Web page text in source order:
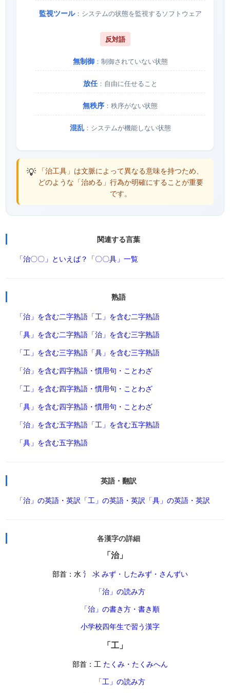
監視ツール：システムの状態を監視するソフトウェア
反対語
無制御：制御されていない状態
放任：自由に任せること
無秩序 ：秩序がない状態
混乱：システムが機能しない状態
💡 「治工具」は文脈によって異なる意味を持つため、
どのような「治める」行為か明確にすることが重要
です。
関連する言葉
「治〇〇」といえば？ 「〇〇具」一覧
熟語
「治」を含む二字熟語 「工」を含む二字熟語
「具」を含む二字熟語 「治」を含む三字熟語
「工」を含む三字熟語 「具」を含む三字熟語
「治」を含む四字熟語・慣用句・ことわざ
「工」を含む四字熟語・慣用句・ことわざ
「具」を含む四字熟語・慣用句・ことわざ
「治」を含む五字熟語 「工」を含む五字熟語
「具」を含む五字熟語
英語・翻訳
「治」の英語・英訳 「工」の英語・英訳 「具」の英語・英訳
各漢字の詳細
「治」
部首：水 氵 氺 みず・したみず・さんずい
「治」の読み方
「治」の書き方・書き順
小学校四年生で習う漢字
「工」
部首：工 たくみ・たくみへん
「工」の読み方